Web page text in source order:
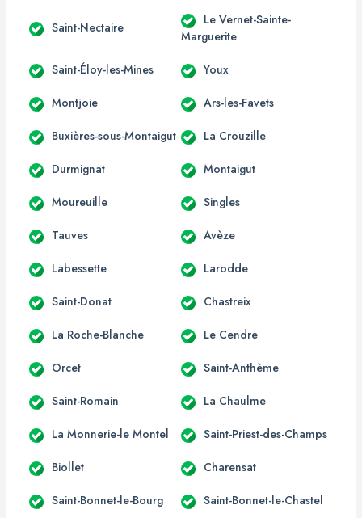
Saint-Nectaire
Le Vernet-Sainte-
Marguerite
Saint-Éloy-les-Mines Youx
Montjoie Ars-les-Favets
Buxières-sous-Montaigut La Crouzille
Durmignat Montaigut
Moureuille Singles
Tauves Avèze
Labessette Larodde
Saint-Donat Chastreix
La Roche-Blanche Le Cendre
Orcet Saint-Anthème
Saint-Romain La Chaulme
La Monnerie-le Montel Saint-Priest-des-Champs
Biollet Charensat
Saint-Bonnet-le-Bourg Saint-Bonnet-le-Chastel